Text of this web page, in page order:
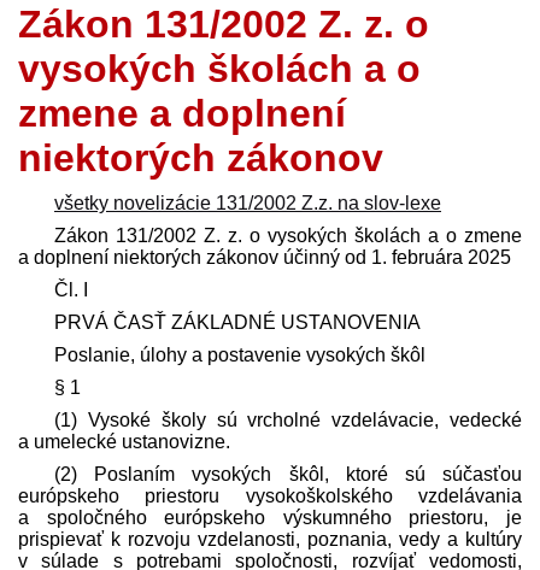
Zákon 131/2002 Z. z. o
vysokých školách a o
zmene a doplnení
niektorých zákonov
všetky novelizácie 131/2002 Z.z. na slov-lexe
Zákon 131/2002 Z. z. o vysokých školách a o zmene
a doplnení niektorých zákonov účinný od 1. februára 2025
Čl. I
PRVÁ ČASŤ ZÁKLADNÉ USTANOVENIA
Poslanie, úlohy a postavenie vysokých škôl
§ 1
(1) Vysoké školy sú vrcholné vzdelávacie, vedecké
a umelecké ustanovizne.
(2) Poslaním vysokých škôl, ktoré sú súčasťou
európskeho priestoru vysoko­školského vzdelávania
a spoločného európskeho výskumného priestoru, je
prispievať k rozvoju vzdelanosti, poznania, vedy a kultúry
v súlade s potrebami spoločnosti, rozvíjať vedomosti,